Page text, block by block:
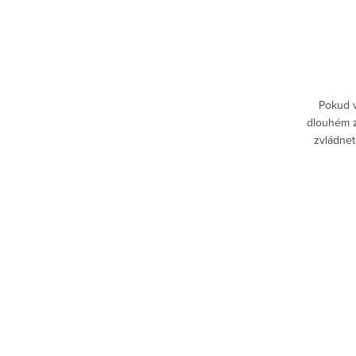
Pokud
dlouhém